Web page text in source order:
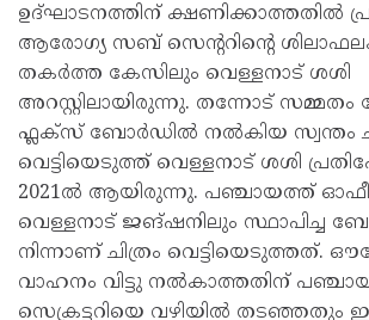
ഉദ്ഘാടനത്തിന് ക്ഷണിക്കാത്തതിൽ
ആരോഗ്യ സബ് സെന്ററിന്റെ
തകർത്ത കേസിലും വെള്ളനാട് ശശി
അറസ്റ്റിലായിരുന്നു. തന്നോട് സമ്മതം
ഫ്ലക്സ് ബോർഡിൽ നൽകിയ സ്വന്തം
വെട്ടിയെടുത്ത് വെള്ളനാട് ശശി
2021ൽ ആയിരുന്നു. പഞ്ചായത്ത്
വെള്ളനാട് ജങ്ഷനിലും സ്ഥാപിച്ച
നിന്നാണ് ചിത്രം വെട്ടിയെടുത്തത്.
വാഹനം വിട്ടു നൽകാത്തതിന്
സെക്രട്ടറിയെ വഴിയിൽ തടഞ്ഞതും